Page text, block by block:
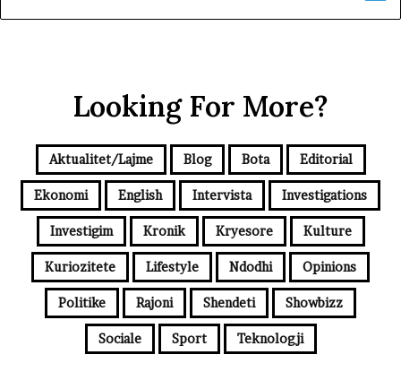
Looking For More?
Aktualitet/Lajme Blog Bota Editorial
Ekonomi English Intervista Investigations
Investigim Kronik Kryesore Kulture
Kuriozitete Lifestyle Ndodhi Opinions
Politike Rajoni Shendeti Showbizz
Sociale Sport Teknologji